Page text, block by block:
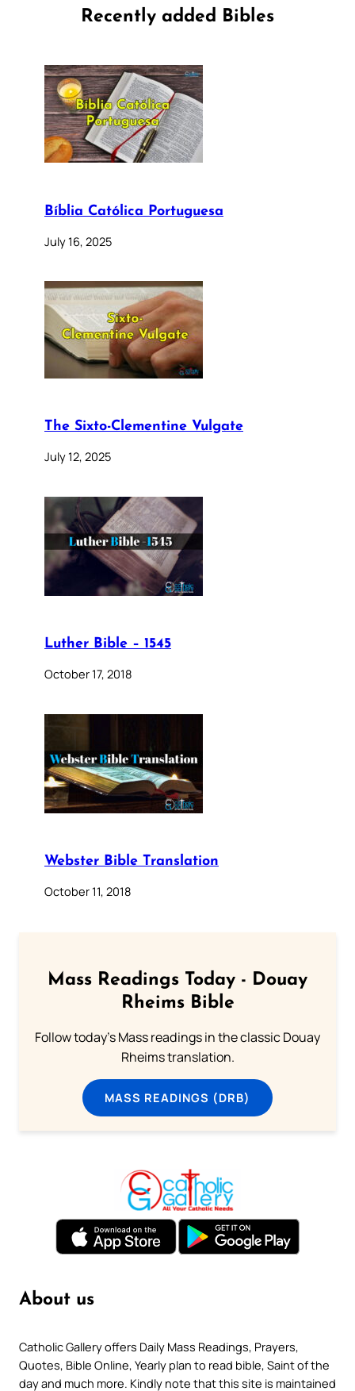
Recently added Bibles
Bíblia Católica Portuguesa
July 16, 2025
The Sixto-Clementine Vulgate
July 12, 2025
Luther Bible – 1545
October 17, 2018
Webster Bible Translation
October 11, 2018
Mass Readings Today - Douay
Rheims Bible
Follow today's Mass readings in the classic Douay
Rheims translation.
MASS READINGS (DRB)
About us
Catholic Gallery offers Daily Mass Readings, Prayers,
Quotes, Bible Online, Yearly plan to read bible, Saint of the
day and much more. Kindly note that this site is maintained